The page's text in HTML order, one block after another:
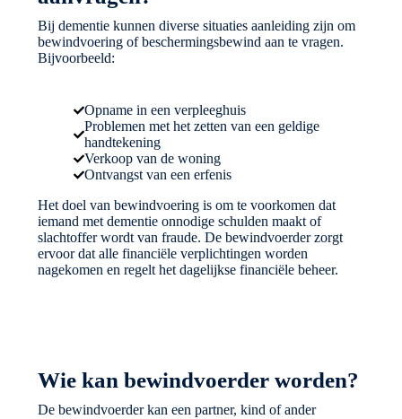
Bij dementie kunnen diverse situaties aanleiding zijn om
bewindvoering of beschermingsbewind aan te vragen.
Bijvoorbeeld:
Opname in een verpleeghuis
Problemen met het zetten van een geldige
handtekening
Verkoop van de woning
Ontvangst van een erfenis
Het doel van bewindvoering is om te voorkomen dat
iemand met dementie onnodige schulden maakt of
slachtoffer wordt van fraude. De bewindvoerder zorgt
ervoor dat alle financiële verplichtingen worden
nagekomen en regelt het dagelijkse financiële beheer.
Wie kan bewindvoerder worden?
De bewindvoerder kan een partner, kind of ander